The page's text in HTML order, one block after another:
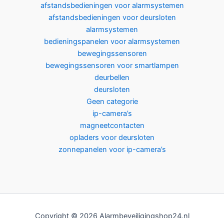
afstandsbedieningen voor alarmsystemen
afstandsbedieningen voor deursloten
alarmsystemen
bedieningspanelen voor alarmsystemen
bewegingssensoren
bewegingssensoren voor smartlampen
deurbellen
deursloten
Geen categorie
ip-camera’s
magneetcontacten
opladers voor deursloten
zonnepanelen voor ip-camera’s
Copyright © 2026 Alarmbeveiligingshop24.nl